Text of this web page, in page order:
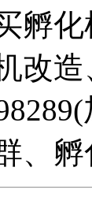
孵
改
、